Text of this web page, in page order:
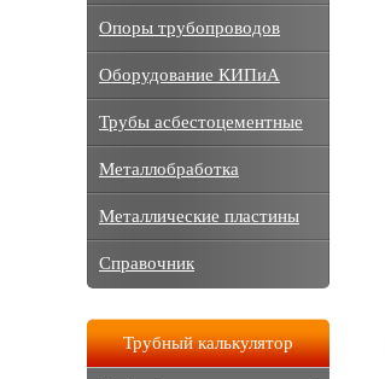
Опоры трубопроводов
Оборудование КИПиА
Трубы асбестоцементные
Металлобработка
Металлические пластины
Справочник
Трубный калькулятор